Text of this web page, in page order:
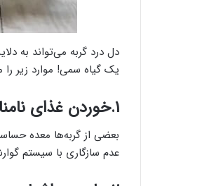
دل درد گربه می‌تواند به
یک گیاه سمی! موارد زیر را
۱.خوردن غذای نامناسب
بعضی از گربه‌ها معده
عدم سازگاری با سیستم